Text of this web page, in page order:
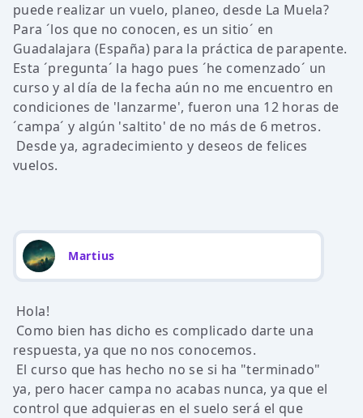
puede realizar un vuelo, planeo, desde La Muela?
Para ´los que no conocen, es un sitio´ en
Guadalajara (España) para la práctica de parapente.
Esta ´pregunta´ la hago pues ´he comenzado´ un
curso y al día de la fecha aún no me encuentro en
condiciones de 'lanzarme', fueron una 12 horas de
´campa´ y algún 'saltito' de no más de 6 metros.
Desde ya, agradecimiento y deseos de felices
vuelos.
Martius
Hola!
Como bien has dicho es complicado darte una
respuesta, ya que no nos conocemos.
El curso que has hecho no se si ha "terminado"
ya, pero hacer campa no acabas nunca, ya que el
control que adquieras en el suelo será el que